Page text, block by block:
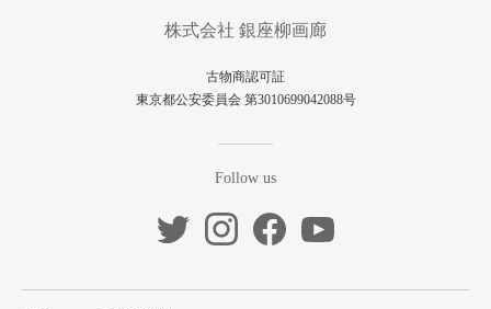
株式会社 銀座柳画廊
古物商認可証
東京都公安委員会 第3010699042088号
Follow us